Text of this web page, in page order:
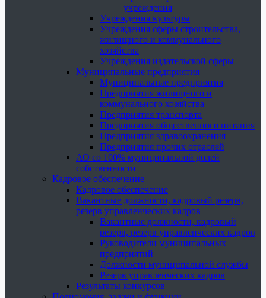
учреждения
Учреждения культуры
Учреждения сферы строительства,
жилищного и коммунального
хозяйства
Учреждения издательской сферы
Муниципальные предприятия
Муниципальные предприятия
Предприятия жилищного и
коммунального хозяйства
Предприятия транспорта
Предприятия общественного питания
Предприятия здравоохранения
Предприятия прочих отраслей
АО со 100% муниципальной долей
собственности
Кадровое обеспечение
Кадровое обеспечение
Вакантные должности, кадровый резерв,
резерв управленческих кадров
Вакантные должности, кадровый
резерв, резерв управленческих кадров
Руководители муниципальных
предприятий
Должности муниципальной службы
Резерв управленческих кадров
Результаты конкурсов